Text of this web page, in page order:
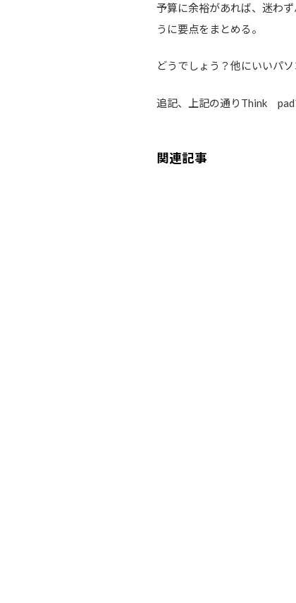
予算に余裕があれば、迷わ
うに要点をまとめる。
どうでしょう？他にいいパ
追記、上記の通りThink pad
関連記事